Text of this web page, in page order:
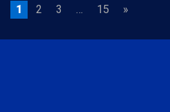
P
A
1 2 3 … 15 »